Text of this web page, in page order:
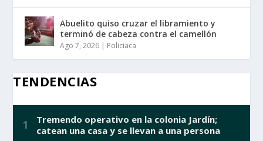
Abuelito quiso cruzar el libramiento y
terminó de cabeza contra el camellón
Ago 7, 2026 | Policiaca
TENDENCIAS